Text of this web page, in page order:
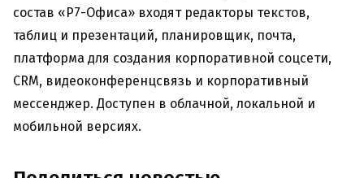
состав «Р7-Офиса» входят редакторы текстов,
таблиц и презентаций, планировщик, почта,
платформа для создания корпоративной соцсети,
СRM, видеоконференцсвязь и корпоративный
мессенджер. Доступен в облачной, локальной и
мобильной версиях.